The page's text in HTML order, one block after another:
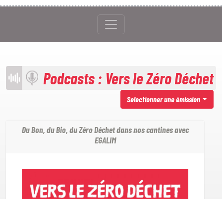
Podcasts : Vers le Zéro Déchet
Selectionner une émission
Du Bon, du Bio, du Zéro Déchet dans nos cantines avec
EGALIM